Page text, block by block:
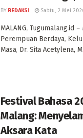
BY REDAKSI Sabtu, 2 Mei
MALANG, Tugumalang.id
Perempuan Berdaya,
Masa, Dr. Sita Acetylena,
Festival Bahasa
Malang:
Aksara Kata